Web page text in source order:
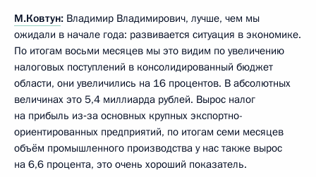
М.Ковтун: Владимир Владимирович, лучше, чем мы
ожидали в начале года: развивается ситуация в экономике.
По итогам восьми месяцев мы это видим по увеличению
налоговых поступлений в консолидированный бюджет
области, они увеличились на 16 процентов. В абсолютных
величинах это 5,4 миллиарда рублей. Вырос налог
на прибыль из‑за основных крупных экспортно-
ориентированных предприятий, по итогам семи месяцев
объём промышленного производства у нас также вырос
на 6,6 процента, это очень хороший показатель.